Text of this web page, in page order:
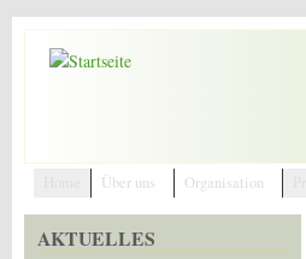
Direkt zum Inhalt
Über uns Organisation
AKTUELLES